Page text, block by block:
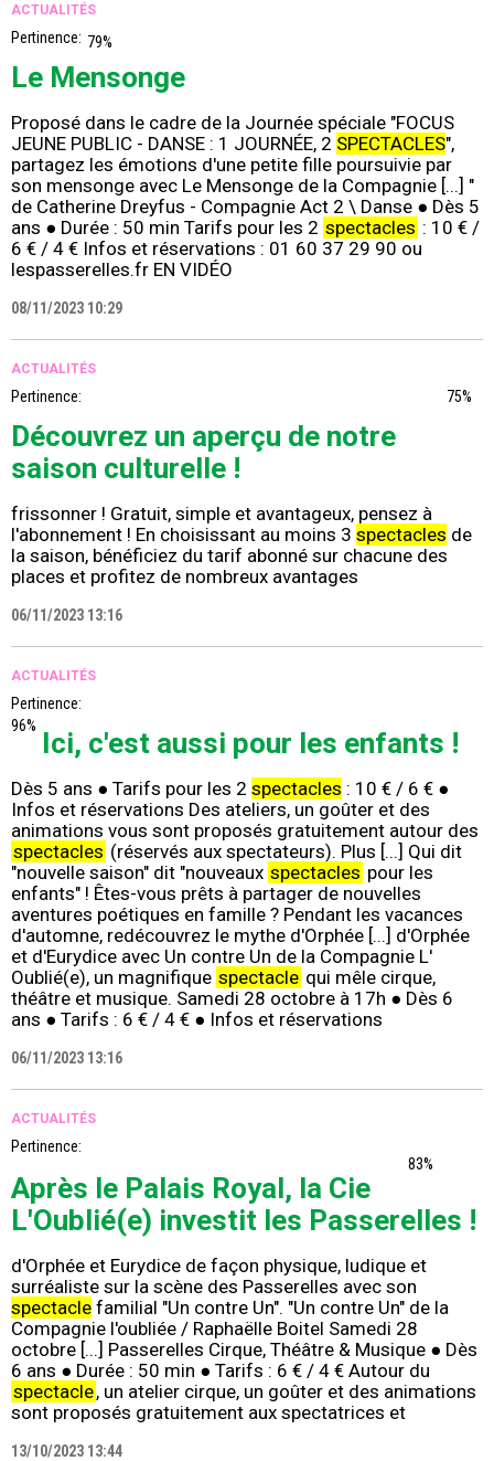
ACTUALITÉS
Pertinence: 79%
Le Mensonge
Proposé dans le cadre de la Journée spéciale "FOCUS
JEUNE PUBLIC - DANSE : 1 JOURNÉE, 2 SPECTACLES",
partagez les émotions d'une petite fille poursuivie par
son mensonge avec Le Mensonge de la Compagnie [...] "
de Catherine Dreyfus - Compagnie Act 2 \ Danse ● Dès 5
ans ● Durée : 50 min Tarifs pour les 2 spectacles : 10 € /
6 € / 4 € Infos et réservations : 01 60 37 29 90 ou
lespasserelles.fr EN VIDÉO
08/11/2023 10:29
ACTUALITÉS
Pertinence: 75%
Découvrez un aperçu de notre
saison culturelle !
frissonner ! Gratuit, simple et avantageux, pensez à
l'abonnement ! En choisissant au moins 3 spectacles de
la saison, bénéficiez du tarif abonné sur chacune des
places et profitez de nombreux avantages
06/11/2023 13:16
ACTUALITÉS
Pertinence:
96%
Ici, c'est aussi pour les enfants !
Dès 5 ans ● Tarifs pour les 2 spectacles : 10 € / 6 € ●
Infos et réservations Des ateliers, un goûter et des
animations vous sont proposés gratuitement autour des
spectacles (réservés aux spectateurs). Plus [...] Qui dit
"nouvelle saison" dit "nouveaux spectacles pour les
enfants" ! Êtes-vous prêts à partager de nouvelles
aventures poétiques en famille ? Pendant les vacances
d'automne, redécouvrez le mythe d'Orphée [...] d'Orphée
et d'Eurydice avec Un contre Un de la Compagnie L'
Oublié(e), un magnifique spectacle qui mêle cirque,
théâtre et musique. Samedi 28 octobre à 17h ● Dès 6
ans ● Tarifs : 6 € / 4 € ● Infos et réservations
06/11/2023 13:16
ACTUALITÉS
Pertinence:
83%
Après le Palais Royal, la Cie
L'Oublié(e) investit les Passerelles !
d'Orphée et Eurydice de façon physique, ludique et
surréaliste sur la scène des Passerelles avec son
spectacle familial "Un contre Un". "Un contre Un" de la
Compagnie l'oubliée / Raphaëlle Boitel Samedi 28
octobre [...] Passerelles Cirque, Théâtre & Musique ● Dès
6 ans ● Durée : 50 min ● Tarifs : 6 € / 4 € Autour du
spectacle, un atelier cirque, un goûter et des animations
sont proposés gratuitement aux spectatrices et
13/10/2023 13:44